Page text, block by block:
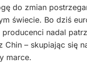
do zmian
świecie. Bo dziś
producenci nadal
Chin – skupiając się
marce.